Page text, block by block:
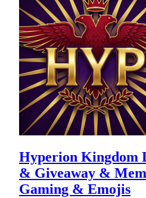
Hyperion Kingdom
& Giveaway &
Gaming & Emojis